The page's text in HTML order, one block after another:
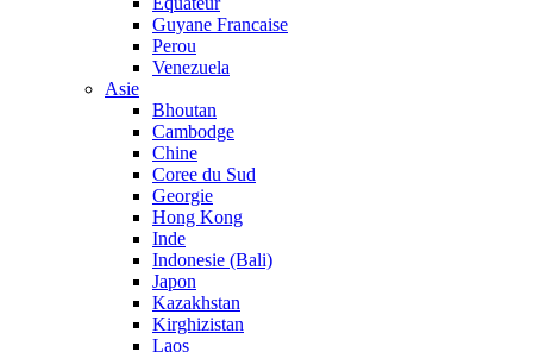
Guyane Francaise
Perou
Venezuela
Asie
Bhoutan
Cambodge
Chine
Coree du Sud
Georgie
Hong Kong
Inde
Indonesie (Bali)
Japon
Kazakhstan
Kirghizistan
Laos